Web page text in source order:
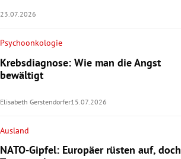
23.07.2026
Psychoonkologie
Krebsdiagnose: Wie man die Angst
bewältigt
Elisabeth Gerstendorfer15.07.2026
Ausland
NATO-Gipfel: Europäer rüsten auf, doch